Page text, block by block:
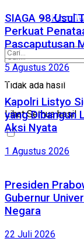
Kirim
Tidak ada hasil
Lihat Semua hasil
Kirim
Tidak ada hasil
Lihat Semua hasil
SIAGA 98 Usul
Perkuat
Pascaputusan
5 Agustus 2026
Kapolri Listyo
yang Dibangun
Aksi Nyata
1 Agustus 2026
Presiden
Gubernur
Negara
22 Juli 2026